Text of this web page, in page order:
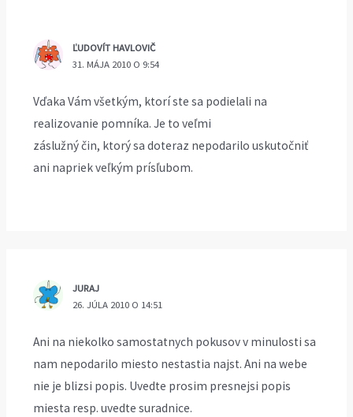
ĽUDOVÍT HAVLOVIČ
31. MÁJA 2010 O 9:54
Vďaka Vám všetkým, ktorí ste sa podielali na
realizovanie pomníka. Je to veľmi
záslužný čin, ktorý sa doteraz nepodarilo uskutočniť
ani napriek veľkým prísľubom.
JURAJ
26. JÚLA 2010 O 14:51
Ani na niekolko samostatnych pokusov v minulosti sa
nam nepodarilo miesto nestastia najst. Ani na webe
nie je blizsi popis. Uvedte prosim presnejsi popis
miesta resp. uvedte suradnice.